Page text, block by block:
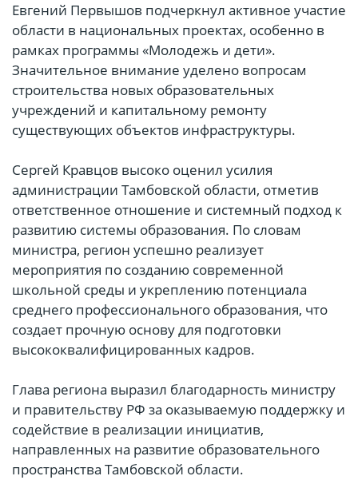
Евгений Первышов подчеркнул активное участие
области в национальных проектах, особенно в
рамках программы «Молодежь и дети».
Значительное внимание уделено вопросам
строительства новых образовательных
учреждений и капитальному ремонту
существующих объектов инфраструктуры.
Сергей Кравцов высоко оценил усилия
администрации Тамбовской области, отметив
ответственное отношение и системный подход к
развитию системы образования. По словам
министра, регион успешно реализует
мероприятия по созданию современной
школьной среды и укреплению потенциала
среднего профессионального образования, что
создает прочную основу для подготовки
высококвалифицированных кадров.
Глава региона выразил благодарность министру
и правительству РФ за оказываемую поддержку и
содействие в реализации инициатив,
направленных на развитие образовательного
пространства Тамбовской области.